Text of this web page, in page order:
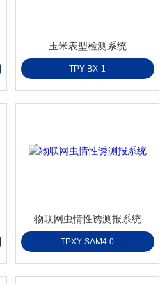
玉米表型检测系统
TPY-BX-1
物联网虫情性诱测报系统
TPXY-SAM4.0